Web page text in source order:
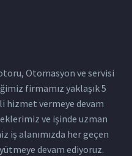
Otomasyon ve servisi
firmamız yaklaşık 5
hizmet vermeye devam
ve işinde uzman
alanımızda her geçen
devam ediyoruz.